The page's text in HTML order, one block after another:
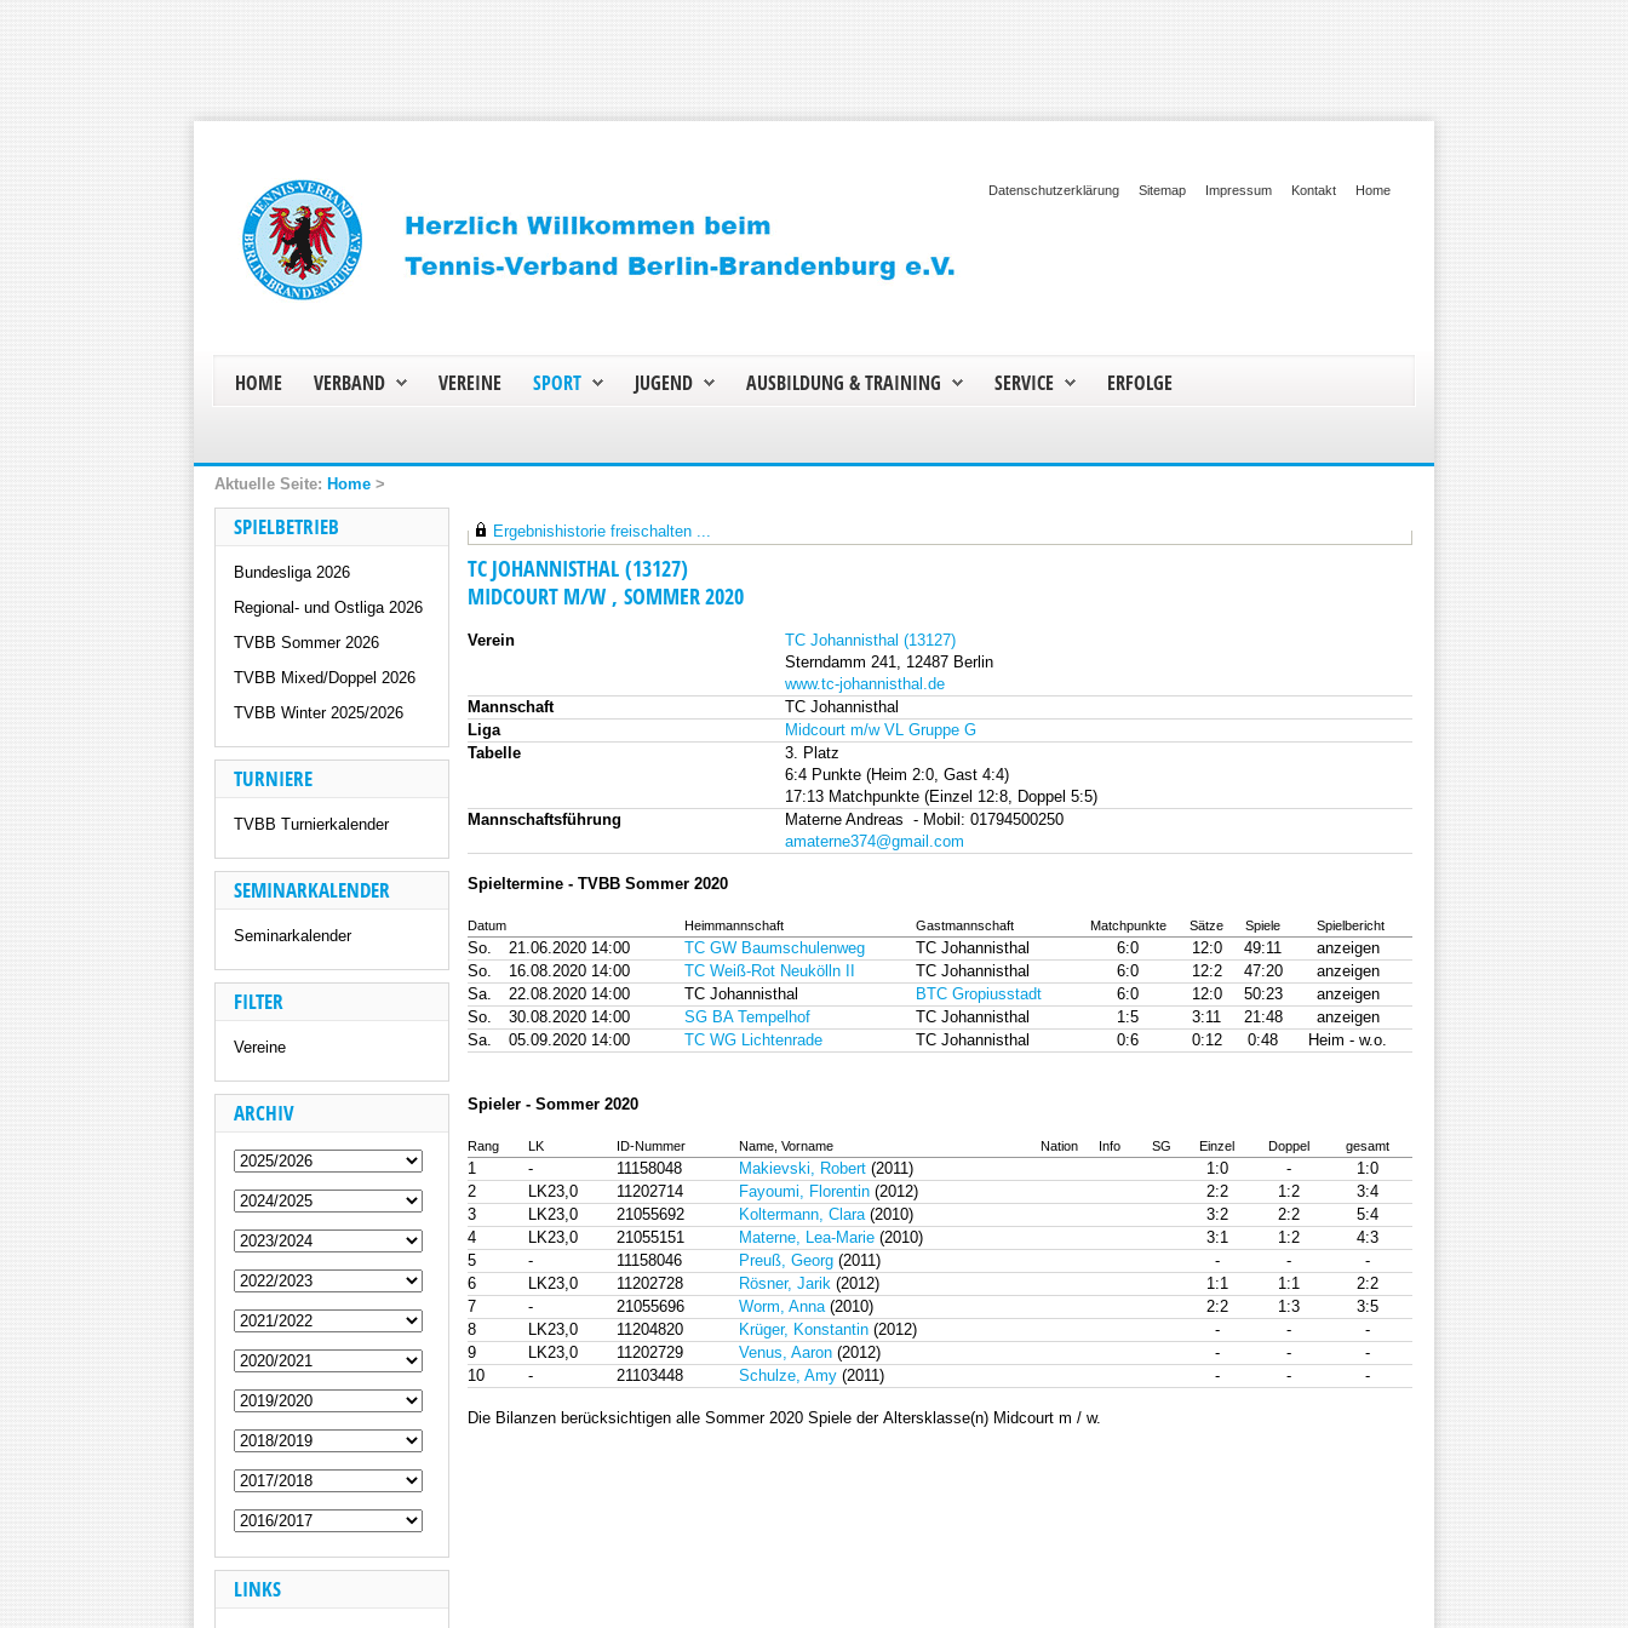
Home
Kontakt
Impressum
Sitemap
Datenschutzerklärung
HOME VERBAND VEREINE SPORT JUGEND AUSBILDUNG & TRAINING SERVICE ERFOLGE
Home >
SPIELBETRIEB
Bundesliga 2026
Regional- und Ostliga 2026
TVBB Sommer 2026
TVBB Mixed/Doppel 2026
TVBB Winter 2025/2026
TURNIERE
TVBB Turnierkalender
SEMINARKALENDER
Seminarkalender
FILTER
Vereine
ARCHIV
LINKS
Ergebnishistorie freischalten ...
TC JOHANNISTHAL (13127)
MIDCOURT M/W , SOMMER 2020
Verein
TC Johannisthal (13127)
Sterndamm 241, 12487 Berlin
www.tc-johannisthal.de
Mannschaft
TC Johannisthal
Liga
Midcourt m/w VL Gruppe G
Tabelle
3. Platz
6:4 Punkte (Heim 2:0, Gast 4:4)
17:13 Matchpunkte (Einzel 12:8, Doppel 5:5)
Mannschaftsführung
Materne Andreas - Mobil: 01794500250
amaterne374@gmail.com
Spieltermine - TVBB Sommer 2020
Datum Heimmannschaft Gastmannschaft Matchpunkte Sätze Spiele Spielbericht
So. 21.06.2020 14:00 TC GW Baumschulenweg TC Johannisthal 6:0 12:0 49:11
anzeigen
So.
16.08.2020 14:00 TC Weiß-Rot Neukölln II TC Johannisthal 6:0 12:2 47:20
anzeigen
Sa.
22.08.2020 14:00 TC Johannisthal BTC Gropiusstadt 6:0 12:0 50:23
anzeigen
So.
30.08.2020 14:00 SG BA Tempelhof TC Johannisthal 1:5 3:11 21:48
anzeigen
Sa.
05.09.2020 14:00 TC WG Lichtenrade TC Johannisthal 0:6 0:12 0:48 Heim - w.o.
Spieler - Sommer 2020
Rang LK ID-Nummer Name, Vorname Nation Info SG Einzel Doppel gesamt
1 - 11158048 Makievski, Robert (2011) 1:0 -
1:0
2
LK23,0 11202714 Fayoumi, Florentin (2012) 2:2 1:2
3:4
3
LK23,0 21055692 Koltermann, Clara(2010) 3:2 2:2
5:4
4
LK23,0 21055151 Materne, Lea-Marie (2010) 3:1 1:2
4:3
5
- 11158046 Preuß, Georg (2011) - -
-
6
LK23,0 11202728 Rösner, Jarik (2012) 1:1 1:1
2:2
7
- 21055696 Worm, Anna(2010) 2:2 1:3
3:5
8
LK23,0 11204820 Krüger, Konstantin (2012) - -
-
9
LK23,0 11202729 Venus, Aaron (2012) - -
-
10
- 21103448 Schulze, Amy (2011) - - -
Die Bilanzen berücksichtigen alle Sommer 2020 Spiele der Altersklasse(n) Midcourt m / w.